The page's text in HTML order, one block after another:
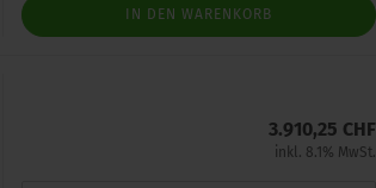
IN DEN WARENKORB
3.910,25 CHF
inkl. 8.1% MwSt.